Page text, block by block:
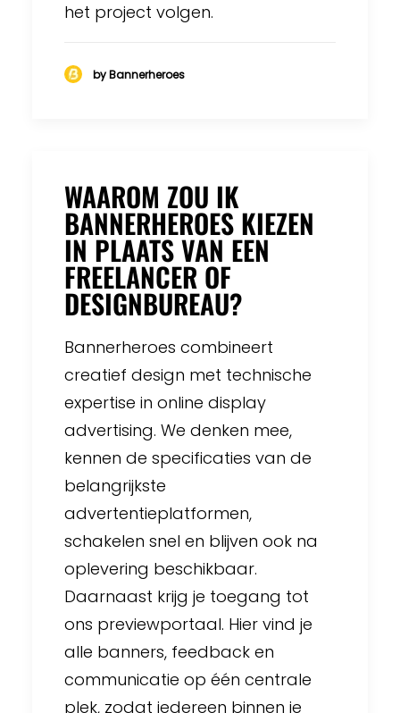
het project volgen.
by Bannerheroes
WAAROM ZOU IK
BANNERHEROES KIEZEN
IN PLAATS VAN EEN
FREELANCER OF
DESIGNBUREAU?
Bannerheroes combineert
creatief design met technische
expertise in online display
advertising. We denken mee,
kennen de specificaties van de
belangrijkste
advertentieplatformen,
schakelen snel en blijven ook na
oplevering beschikbaar.
Daarnaast krijg je toegang tot
ons previewportaal. Hier vind je
alle banners, feedback en
communicatie op één centrale
plek, zodat iedereen binnen je